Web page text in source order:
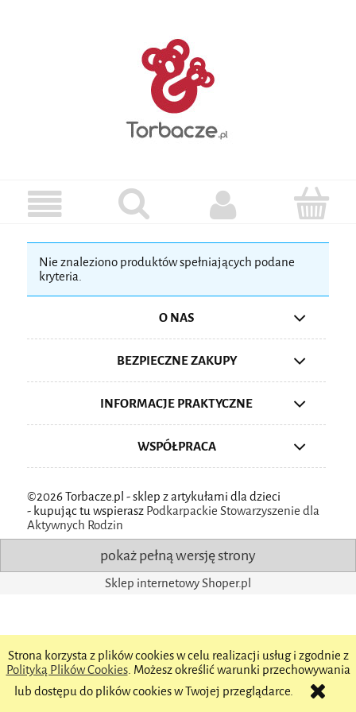
Strona korzysta z plików cookies w celu realizacji usług i zgodnie z
Polityką Plików Cookies. Możesz określić warunki przechowywania
lub dostępu do plików cookies w Twojej przeglądarce.
Nie znaleziono produktów spełniających podane
kryteria.
O NAS
BEZPIECZNE ZAKUPY
INFORMACJE PRAKTYCZNE
WSPÓŁPRACA
©2026 Torbacze.pl - sklep z artykułami dla dzieci
- kupując tu wspierasz Podkarpackie Stowarzyszenie dla
Aktywnych Rodzin
pokaż pełną wersję strony
Sklep internetowy Shoper.pl